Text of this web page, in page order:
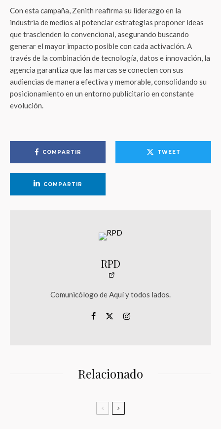
Con esta campaña, Zenith reafirma su liderazgo en la
industria de medios al potenciar estrategias proponer ideas
que trascienden lo convencional, asegurando buscando
generar el mayor impacto posible con cada activación. A
través de la combinación de tecnología, datos e innovación, la
agencia garantiza que las marcas se conecten con sus
audiencias de manera efectiva y memorable, consolidando su
posicionamiento en un entorno publicitario en constante
evolución.
COMPARTIR TWEET
COMPARTIR
RPD
Comunicólogo de Aquí y todos lados.
Relacionado